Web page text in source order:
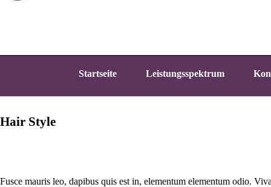
Startseite Leistungsspektrum
Hair Style
Fusce mauris leo, dapibus quis est in, elementum elementum odio.